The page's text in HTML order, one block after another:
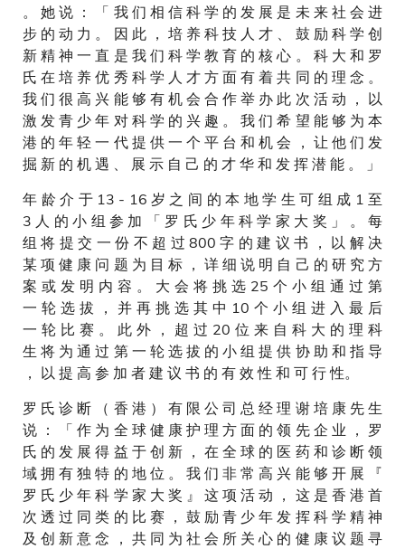
。 她 说 ： 「 我 们 相 信 科 学 的 发 展 是 未 来 社 会 进
步 的 动 力 。 因 此 ， 培 养 科 技 人 才 、 鼓 励 科 学 创
新 精 神 一 直 是 我 们 科 学 教 育 的 核 心 。 科 大 和 罗
氏 在 培 养 优 秀 科 学 人 才 方 面 有 着 共 同 的 理 念 。
我 们 很 高 兴 能 够 有 机 会 合 作 举 办 此 次 活 动 ， 以
激 发 青 少 年 对 科 学 的 兴 趣 。 我 们 希 望 能 够 为 本
港 的 年 轻 一 代 提 供 一 个 平 台 和 机 会 ， 让 他 们 发
掘 新 的 机 遇 、 展 示 自 己 的 才 华 和 发 挥 潜 能 。 」
年 龄 介 于 13 - 16 岁 之 间 的 本 地 学 生 可 组 成 1 至
3 人 的 小 组 参 加 「 罗 氏 少 年 科 学 家 大 奖 」 。 每
组 将 提 交 一 份 不 超 过 800 字 的 建 议 书 ， 以 解 决
某 项 健 康 问 题 为 目 标 ， 详 细 说 明 自 己 的 研 究 方
案 或 发 明 内 容 。 大 会 将 挑 选 25 个 小 组 通 过 第
一 轮 选 拔 ， 并 再 挑 选 其 中 10 个 小 组 进 入 最 后
一 轮 比 赛 。 此 外 ， 超 过 20 位 来 自 科 大 的 理 科
生 将 为 通 过 第 一 轮 选 拔 的 小 组 提 供 协 助 和 指 导
， 以 提 高 参 加 者 建 议 书 的 有 效 性 和 可 行 性。
罗 氏 诊 断 （ 香 港 ） 有 限 公 司 总 经 理 谢 培 康 先 生
说 ： 「 作 为 全 球 健 康 护 理 方 面 的 领 先 企 业 ， 罗
氏 的 发 展 得 益 于 创 新 ， 在 全 球 的 医 药 和 诊 断 领
域 拥 有 独 特 的 地 位 。 我 们 非 常 高 兴 能 够 开 展 『
罗 氏 少 年 科 学 家 大 奖 』 这 项 活 动 ， 这 是 香 港 首
次 透 过 同 类 的 比 赛 ， 鼓 励 青 少 年 发 挥 科 学 精 神
及 创 新 意 念 ， 共 同 为 社 会 所 关 心 的 健 康 议 题 寻